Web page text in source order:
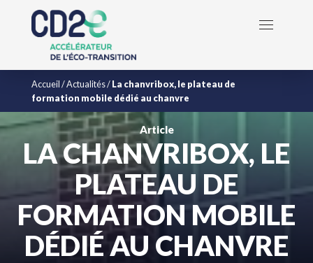
Accueil/Actualités/La chanvribox, le plateau de
formation mobile dédié au chanvre
Article
LA CHANVRIBOX, LE
PLATEAU DE
FORMATION MOBILE
DÉDIÉ AU CHANVRE